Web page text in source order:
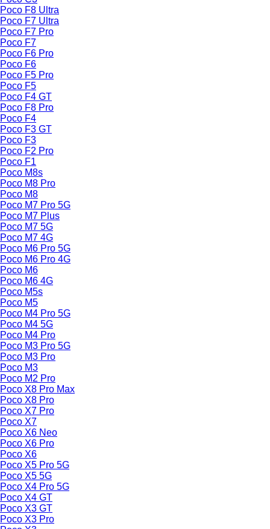
Poco F8 Ultra
Poco F7 Ultra
Poco F7 Pro
Poco F7
Poco F6 Pro
Poco F6
Poco F5 Pro
Poco F5
Poco F4 GT
Poco F8 Pro
Poco F4
Poco F3 GT
Poco F3
Poco F2 Pro
Poco F1
Poco M8s
Poco M8 Pro
Poco M8
Poco M7 Pro 5G
Poco M7 Plus
Poco M7 5G
Poco M7 4G
Poco M6 Pro 5G
Poco M6 Pro 4G
Poco M6
Poco M6 4G
Poco M5s
Poco M5
Poco M4 Pro 5G
Poco M4 5G
Poco M4 Pro
Poco M3 Pro 5G
Poco M3 Pro
Poco M3
Poco M2 Pro
Poco X8 Pro Max
Poco X8 Pro
Poco X7 Pro
Poco X7
Poco X6 Neo
Poco X6 Pro
Poco X6
Poco X5 Pro 5G
Poco X5 5G
Poco X4 Pro 5G
Poco X4 GT
Poco X3 GT
Poco X3 Pro